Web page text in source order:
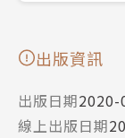
出版資訊
出版日期2020-
線上出版日期